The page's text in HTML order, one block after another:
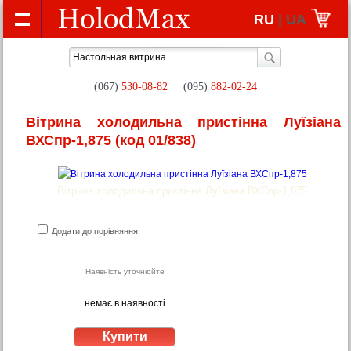
RU | UA
(067) 530-08-82 (095) 882-02-24
Вітрина холодильна пристінна Луїзіана
ВХСпр-1,875 (код 01/838)
Вітрина холодильна пристінна Луїзіана ВХСпр-1,875
Додати до порівняння
Наявність уточнюйте
немає в наявності